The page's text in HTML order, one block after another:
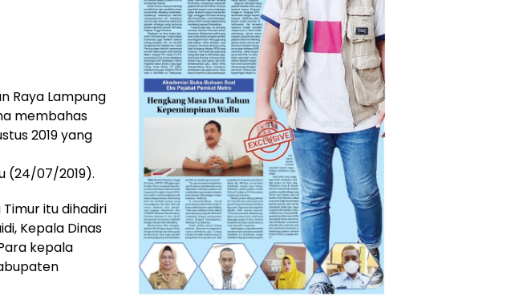
Raya Lampung
membahas
2019 yang
(24/07/2019).
itu dihadiri
Kepala Dinas
kepala